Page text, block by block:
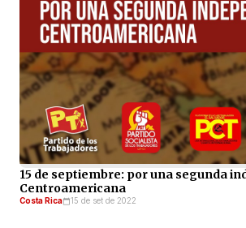
15 de septiembre: por una segunda
Centroamericana
Costa Rica 15 de set de 2022